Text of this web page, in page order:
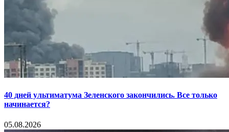
40 дней ультиматума Зеленского закончились. Все только
начинается?
05.08.2026